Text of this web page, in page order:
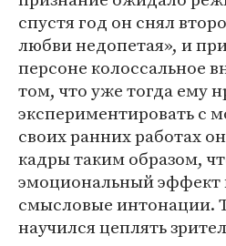
спустя год он снял
любви недопетая», и
персоне колоссальное
том, что уже тогда ему
экспериментировать с
своих ранних работах
кадры таким образом,
эмоциональный эффект
смысловые интонации.
научился цеплять